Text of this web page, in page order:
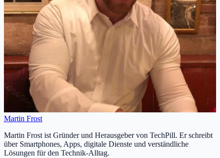
Martin Frost
Martin Frost ist Gründer und Herausgeber von TechPill. Er schreibt
über Smartphones, Apps, digitale Dienste und verständliche
Lösungen für den Technik-Alltag.